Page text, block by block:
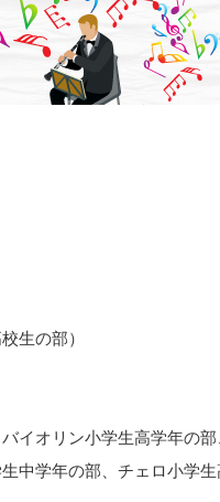
生の部）
イオリン小学生高学年の
中学年の部、チェロ小学生